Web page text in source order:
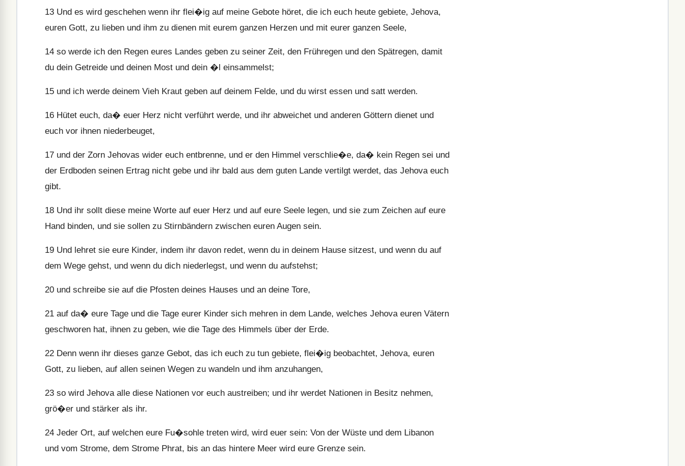
13 Und es wird geschehen wenn ihr flei�ig auf meine Gebote höret, die ich euch heute gebiete, Jehova,
euren Gott, zu lieben und ihm zu dienen mit eurem ganzen Herzen und mit eurer ganzen Seele,
14 so werde ich den Regen eures Landes geben zu seiner Zeit, den Frühregen und den Spätregen, damit
du dein Getreide und deinen Most und dein �l einsammelst;
15 und ich werde deinem Vieh Kraut geben auf deinem Felde, und du wirst essen und satt werden.
16 Hütet euch, da� euer Herz nicht verführt werde, und ihr abweichet und anderen Göttern dienet und
euch vor ihnen niederbeuget,
17 und der Zorn Jehovas wider euch entbrenne, und er den Himmel verschlie�e, da� kein Regen sei und
der Erdboden seinen Ertrag nicht gebe und ihr bald aus dem guten Lande vertilgt werdet, das Jehova euch
gibt.
18 Und ihr sollt diese meine Worte auf euer Herz und auf eure Seele legen, und sie zum Zeichen auf eure
Hand binden, und sie sollen zu Stirnbändern zwischen euren Augen sein.
19 Und lehret sie eure Kinder, indem ihr davon redet, wenn du in deinem Hause sitzest, und wenn du auf
dem Wege gehst, und wenn du dich niederlegst, und wenn du aufstehst;
20 und schreibe sie auf die Pfosten deines Hauses und an deine Tore,
21 auf da� eure Tage und die Tage eurer Kinder sich mehren in dem Lande, welches Jehova euren Vätern
geschworen hat, ihnen zu geben, wie die Tage des Himmels über der Erde.
22 Denn wenn ihr dieses ganze Gebot, das ich euch zu tun gebiete, flei�ig beobachtet, Jehova, euren
Gott, zu lieben, auf allen seinen Wegen zu wandeln und ihm anzuhangen,
23 so wird Jehova alle diese Nationen vor euch austreiben; und ihr werdet Nationen in Besitz nehmen,
grö�er und stärker als ihr.
24 Jeder Ort, auf welchen eure Fu�sohle treten wird, wird euer sein: Von der Wüste und dem Libanon
und vom Strome, dem Strome Phrat, bis an das hintere Meer wird eure Grenze sein.